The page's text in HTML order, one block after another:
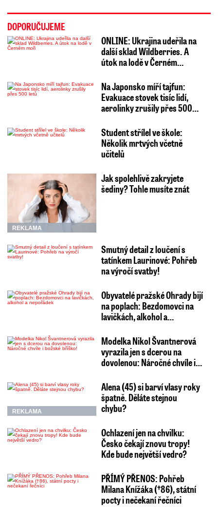
DOPORUČUJEME
ONLINE: Ukrajina udeřila na
další sklad Wildberries. A
útok na lodě v Černém…
Na Japonsko míří tajfun:
Evakuace stovek tisíc lidí,
aerolinky zrušily přes 500…
Student střílel ve škole:
Několik mrtvých včetně
učitelů
REKLAMA
Jak spolehlivě zakryjete
šediny? Tohle musíte znát
Smutný detail z loučení s
tatínkem Laurinové: Pohřeb
na výročí svatby!
Obyvatelé pražské Ohrady bijí
na poplach: Bezdomovci na
lavičkách, alkohol a…
Modelka Nikol Švantnerová
vyrazila jen s dcerou na
dovolenou: Náročné chvíle i…
REKLAMA
Alena (45) si barví vlasy roky
špatně. Děláte stejnou
chybu?
Ochlazení jen na chvilku:
Česko čekají znovu tropy!
Kde bude největší vedro?
PŘÍMÝ PŘENOS: Pohřeb
Milana Knížáka (†86), státní
pocty i nečekaní řečníci